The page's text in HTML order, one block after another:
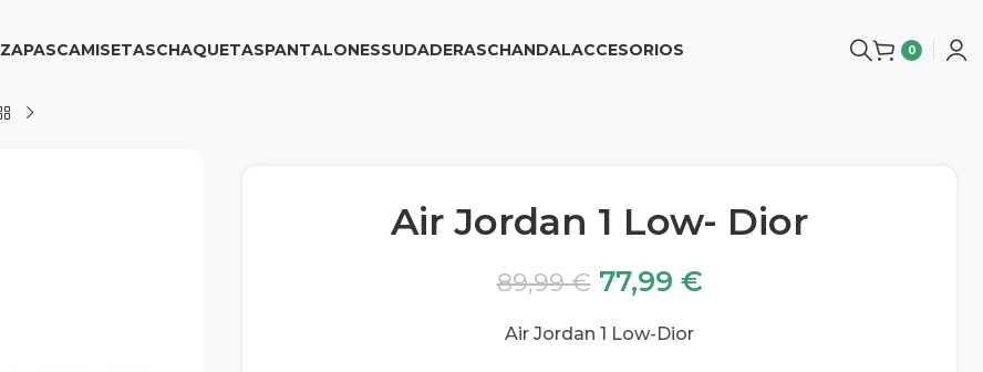
ZAPASCAMISETASCHAQUETASPANTALONESSUDADERASCHANDALACCESORIOS 0
Air Jordan 1 Low- Dior
89,99€ 77,99 €
Air Jordan 1 Low-Dior